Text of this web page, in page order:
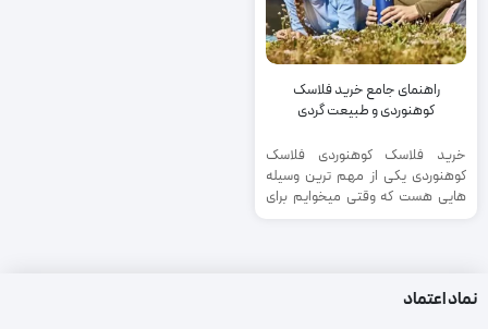
راهنمای جامع خرید فلاسک
کوهنوردی و طبیعت گردی
خرید فلاسک کوهنوردی فلاسک
کوهنوردی یکی از مهم ترین وسیله
هایی هست که وقتی میخوایم برای
نماد اعتماد